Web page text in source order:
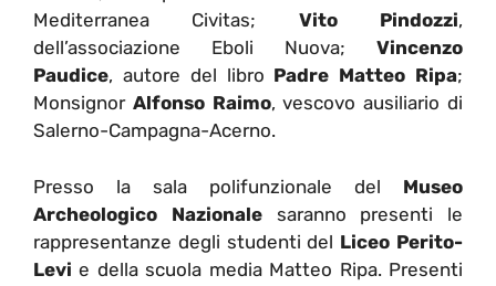
Mediterranea Civitas; Vito Pindozzi,
dell’associazione Eboli Nuova; Vincenzo
Paudice, autore del libro Padre Matteo Ripa;
Monsignor Alfonso Raimo, vescovo ausiliario di
Salerno-Campagna-Acerno.
Presso la sala polifunzionale del Museo
Archeologico Nazionalesaranno presenti le
rappresentanze degli studenti del Liceo Perito-
Levi e della scuola media Matteo Ripa. Presenti